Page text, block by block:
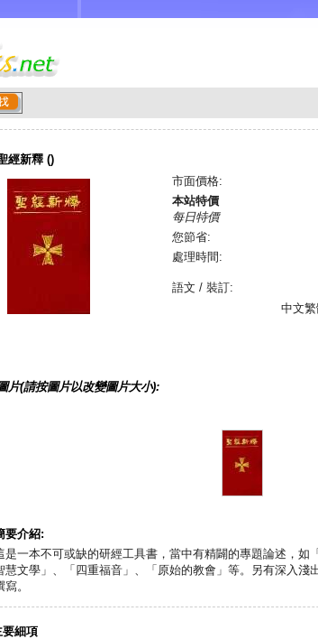
經新釋 ()
市面價格:
本站特價
每日特價
您節省:
處理時間:
語文 / 裝訂:
中文
片(請按圖片以改變圖片大小):
要介紹:
是一本不可或缺的研經工具書，當中有精闢的專題論述，如
慧文學」、「四重福音」、「原始的教會」等。另有深入淺
寫。
要細項